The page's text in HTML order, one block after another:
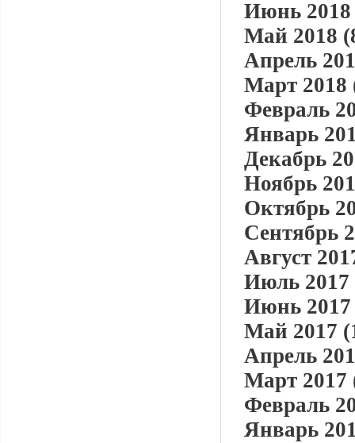
Июнь 2018
Май 2018
Апрель
Март 2018
Февраль
Январь
Декабрь
Ноябрь
Октябрь
Сентябрь
Август
Июль 2017
Июнь 2017
Май 2017
Апрель
Март 2017
Февраль
Январь